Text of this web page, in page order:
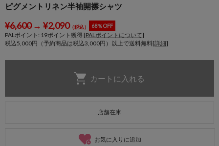
ピグメントリネン半袖開襟シャツ
¥6,600→ ¥2,090（税込） 68％OFF
PALポイント: 19ポイント獲得 [PALポイントについて]
税込5,000円（予約商品は税込3,000円）以上で送料無料[詳細]
店舗在庫
お気に入りに追加